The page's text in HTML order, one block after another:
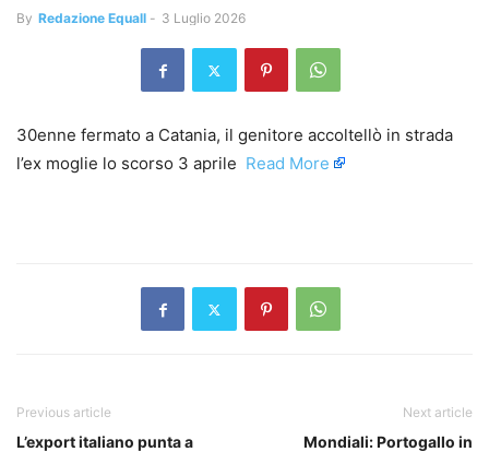
By Redazione Equall - 3 Luglio 2026
30enne fermato a Catania, il genitore accoltellò in strada
l’ex moglie lo scorso 3 aprile ​ Read More
Previous article
L’export italiano punta a
Next article
Mondiali: Portogallo in